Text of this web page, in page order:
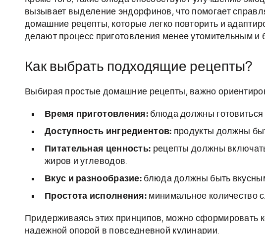
вызывает выделение эндорфинов, что помогает
домашние рецепты, которые легко повторить и
делают процесс приготовления менее утомительным и
Как выбрать подходящие рецепты?
Выбирая простые домашние рецепты, важно
Время приготовления: блюда должны
Доступность ингредиентов: продукты должны
Питательная ценность: рецепты должны
жиров и углеводов.
Вкус и разнообразие: блюда должны быть
Простота исполнения: минимальное количество
Придерживаясь этих принципов, можно сформировать
надежной опорой в повседневной кулинарии.